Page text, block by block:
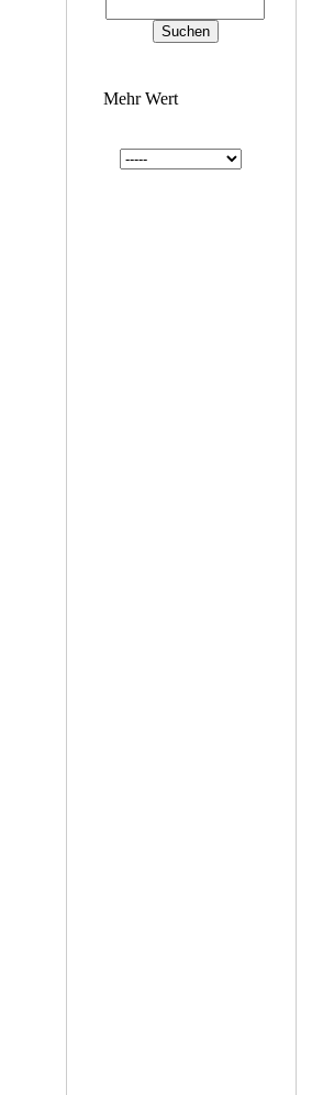
Mehr Wert